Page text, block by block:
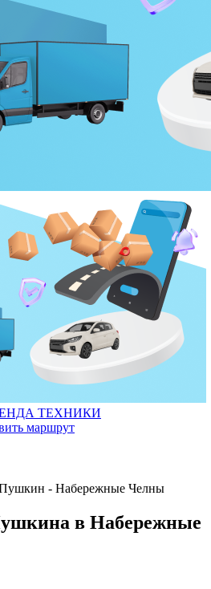
ТЕХНИКИ
маршрут
- Набережные Челны
в Набережные